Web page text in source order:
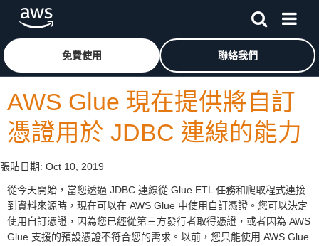
跳至主要內容按一下這裡可返回 Amazon Web Services 首頁
免費使用 聯絡我們
AWS Glue 現在提供將自訂
憑證用於 JDBC 連線的能力
張貼日期: Oct 10, 2019
從今天開始，當您透過 JDBC 連線從 Glue ETL 任務和爬取程式連接
到資料來源時，現在可以在 AWS Glue 中使用自訂憑證。您可以決定
使用自訂憑證，因為您已經從第三方發行者取得憑證，或者因為 AWS
Glue 支援的預設憑證不符合您的需求。以前，您只能使用 AWS Glue